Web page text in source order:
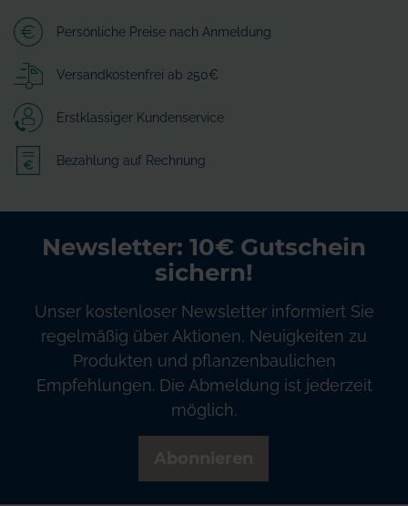
Persönliche Preise nach Anmeldung
Versandkostenfrei ab 250€
Erstklassiger Kundenservice
Bezahlung auf Rechnung
Newsletter: 10€ Gutschein
sichern!
Unser kostenloser Newsletter informiert Sie
regelmäßig über Aktionen, Neuigkeiten zu
Produkten und pflanzenbaulichen
Empfehlungen. Die Abmeldung ist jederzeit
möglich.